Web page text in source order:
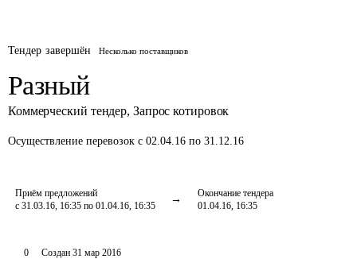
Тендер завершён Несколько поставщиков
Разный
Коммерческий тендер, Запрос котировок
Осуществление перевозок с 02.04.16 по 31.12.16
Приём предложений
с 31.03.16, 16:35 по 01.04.16, 16:35
Окончание тендера
01.04.16, 16:35
0 Создан 31 мар 2016